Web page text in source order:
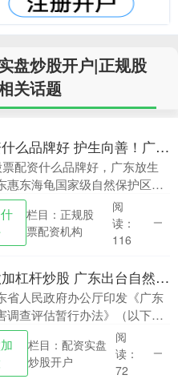
盘炒股开户|正规股
关话题
股票配资什么品牌好 护生向善！广东放生协会第三届换届大会暨海龟增殖放流活动圆满举办
配资什么品牌好，广东放生
惠东海龟国家级自然保护区，
换届大会暨海龟增殖放流活
林业局自然保护地处王新处
生协会....
栏目：正规股
票配资机构
阅
读：
116
什么叫做加杠杆炒股 广东出台自然灾害调查评估暂行办法，推进全省防灾减灾救灾能力提升
省人民政府办公厅印发《广东
调查评估暂行办法》（以下简
）。《办法》旨在规范全省自
评估工作，总结自然灾害防范
训什么....
栏目：配资实盘
炒股开户
阅
读：
72